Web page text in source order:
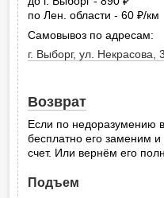
по Лен. области - 60
руб.
/км
Самовывоз по адресам:
г. Выборг, ул. Некрасова,
Возврат
Если по недоразумению
бесплатно его заменим
счет. Или вернём его
Подъем